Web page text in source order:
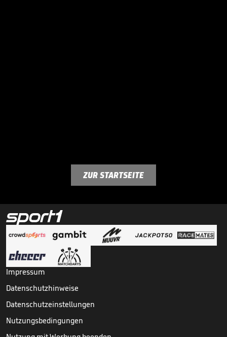
ZUR STARTSEITE
Impressum
Datenschutzhinweise
Datenschutzeinstellungen
Nutzungsbedingungen